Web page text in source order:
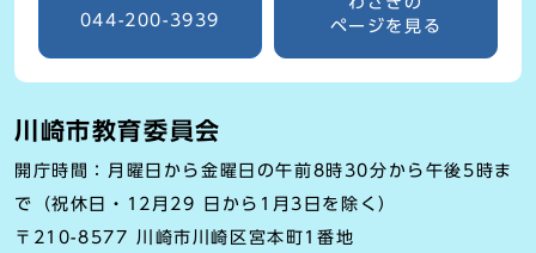
044-200-3939
ページを見る
川崎市教育委員会
開庁時間：月曜日から金曜日の午前8時30分から午後5時ま
で（祝休日・12月29 日から1月3日を除く）
〒210-8577 川崎市川崎区宮本町1番地